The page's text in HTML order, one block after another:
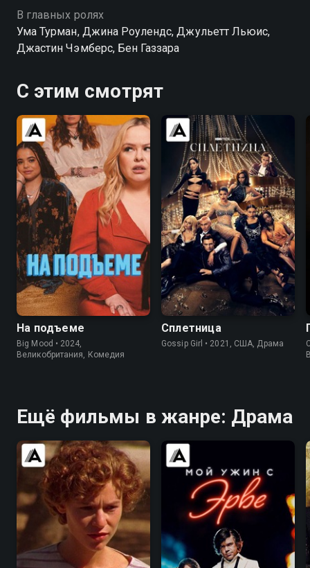
В главных ролях
Ума Турман, Джина Роулендс, Джульетт Льюис,
Джастин Чэмберс, Бен Газзара
С этим смотрят
6.6 6.9
На подъеме
Big Mood • 2024,
Великобритания, Комедия
6.6 5.4
Сплетница
Gossip Girl • 2021, США, Драма
Ещё фильмы в жанре: Драма